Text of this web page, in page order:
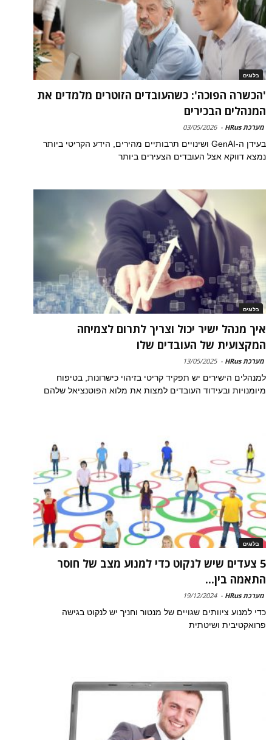
בלוגים
'הכשרה הפוכה': כשהעובדים הזוטרים מלמדים את
המנהלים הבכירים
מערכת HRus -
03/05/2026
בעידן ה-GenAI ושינויים תרבותיים מהירים, הידע הקריטי ביותר
נמצא דווקא אצל העובדים הצעירים ביותר
בלוגים
איך מנהל ישיר יכול וצריך לתרום לצמיחה
המקצועית של העובדים שלו
מערכת HRus -
13/05/2025
למנהלים הישירים יש תפקיד קריטי בזיהוי כישרונות, בטיפוח
מיומנויות ובעידוד העובדים למצות את מלוא הפוטנציאל שלהם
בלוגים
5 צעדים שיש לנקוט כדי למנוע מצב של חוסר
התאמה בין...
מערכת HRus -
19/12/2024
כדי למנוע ציוותים שגויים של מנטור וחניך יש לנקוט בגישה
פרואקטיבית ושיטתית